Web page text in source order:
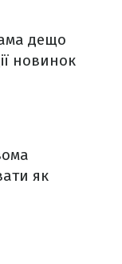
дещо
новинок
як